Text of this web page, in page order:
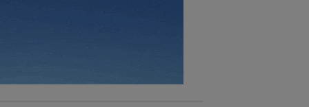
se
que